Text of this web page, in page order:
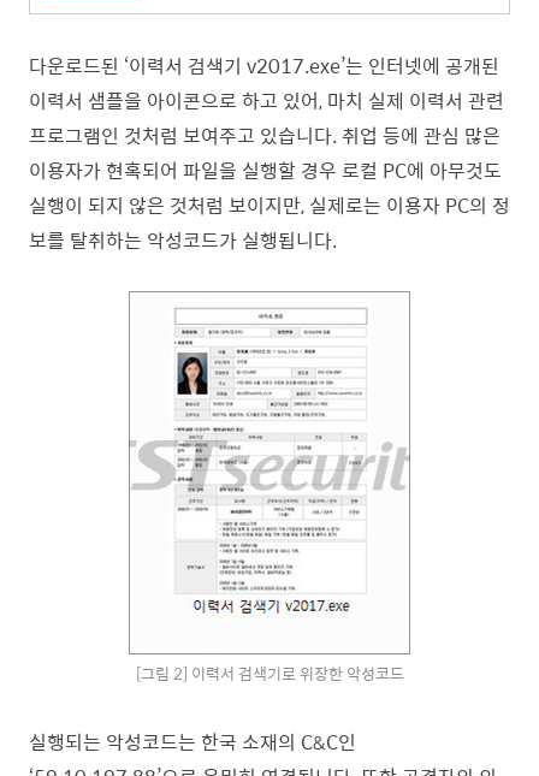
다운로드된 ‘이력서 검색기 v2017.exe’는 인터넷에 공개된
이력서 샘플을 아이콘으로 하고 있어, 마치 실제 이력서 관련
프로그램인 것처럼 보여주고 있습니다. 취업 등에 관심 많은
이용자가 현혹되어 파일을 실행할 경우 로컬 PC에 아무것도
실행이 되지 않은 것처럼 보이지만, 실제로는 이용자 PC의 정
보를 탈취하는 악성코드가 실행됩니다.
[그림 2] 이력서 검색기로 위장한 악성코드
실행되는 악성코드는 한국 소재의 C&C인